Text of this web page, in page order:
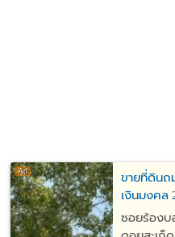
ขายที่ดินถ
เงินมงคล
เพียง 100
ซอยร้องบ